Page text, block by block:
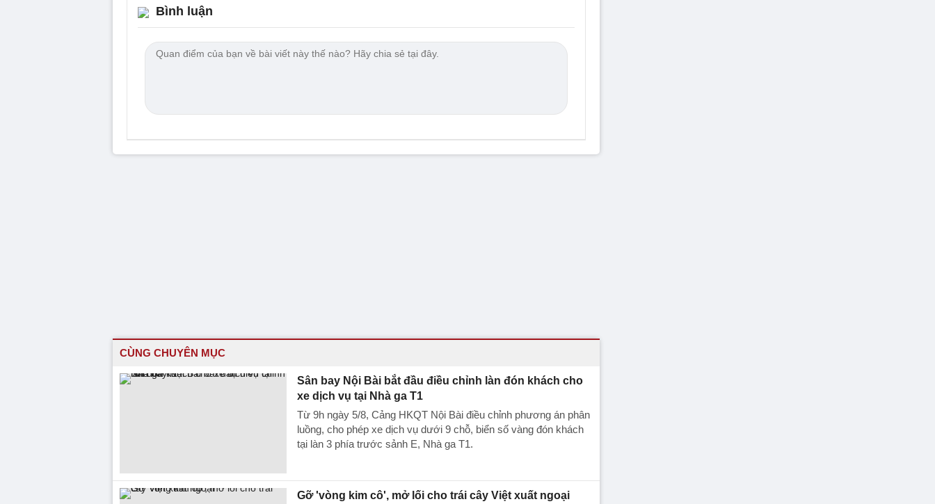
Bình luận
CÙNG CHUYÊN MỤC
Sân bay Nội Bài bắt đầu điều chỉnh làn đón khách cho
xe dịch vụ tại Nhà ga T1
Từ 9h ngày 5/8, Cảng HKQT Nội Bài điều chỉnh phương án phân
luồng, cho phép xe dịch vụ dưới 9 chỗ, biển số vàng đón khách
tại làn 3 phía trước sảnh E, Nhà ga T1.
Gỡ 'vòng kim cô', mở lối cho trái cây Việt xuất ngoại